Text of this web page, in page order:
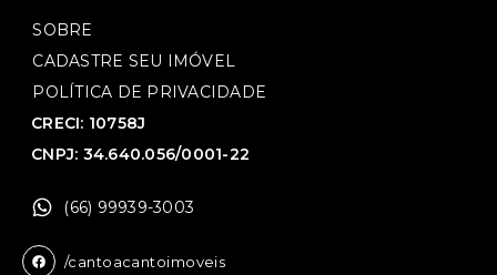
SOBRE
CADASTRE SEU IMÓVEL
POLÍTICA DE PRIVACIDADE
CRECI: 10758J
CNPJ: 34.640.056/0001-22
(66) 99939-3003
/cantoacantoimoveis